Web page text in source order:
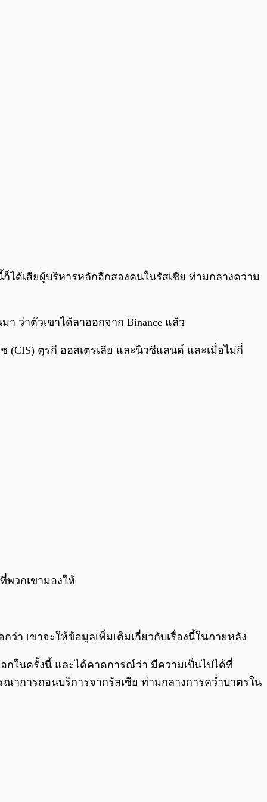
0:00
ด้เสียผู้บริหารหลักอีกสองคนในรัสเซีย ท่ามกลางความ
า ว่าตัวเขาได้ลาออกจาก Binance แล้ว
(CIS) ตุรกี ออสเตรเลีย และนิวซีแลนด์ และเมื่อไม่กี่
พวกเขามองให้
า เขาจะให้ข้อมูลเพิ่มเติมเกี่ยวกับเรื่องนี้ในภายหลัง
กในครั้งนี้ และได้คาดการณ์ว่า มีความเป็นไปได้ที่
ณาการถอนบริการจากรัสเซีย ท่ามกลางการคว่ำบาตรใน